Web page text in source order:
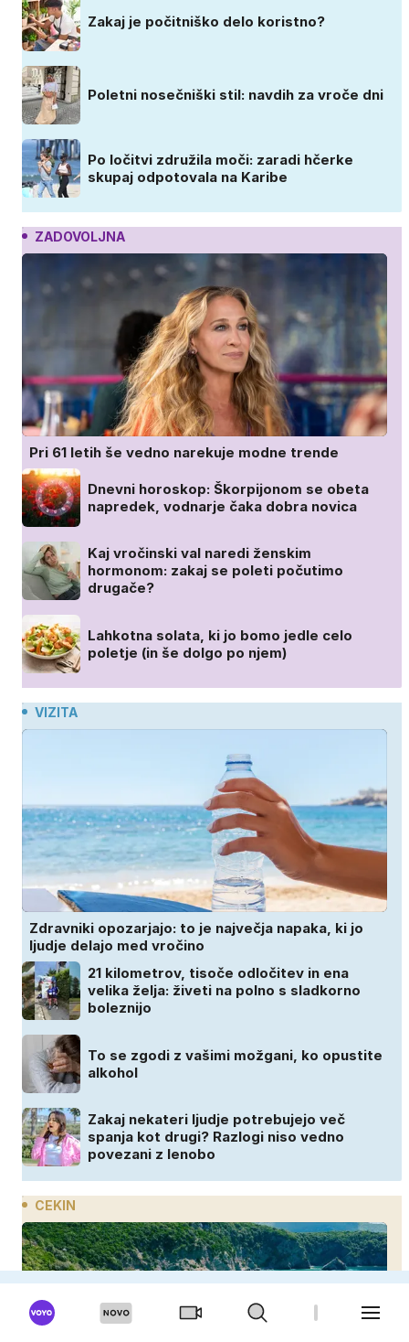
Zakaj je počitniško delo koristno?
Poletni nosečniški stil: navdih za vroče dni
Po ločitvi združila moči: zaradi hčerke
skupaj odpotovala na Karibe
ZADOVOLJNA
Pri 61 letih še vedno narekuje modne trende
Dnevni horoskop: Škorpijonom se obeta
napredek, vodnarje čaka dobra novica
Kaj vročinski val naredi ženskim
hormonom: zakaj se poleti počutimo
drugače?
Lahkotna solata, ki jo bomo jedle celo
poletje (in še dolgo po njem)
VIZITA
Zdravniki opozarjajo: to je največja napaka, ki jo
ljudje delajo med vročino
21 kilometrov, tisoče odločitev in ena
velika želja: živeti na polno s sladkorno
boleznijo
To se zgodi z vašimi možgani, ko opustite
alkohol
Zakaj nekateri ljudje potrebujejo več
spanja kot drugi? Razlogi niso vedno
povezani z lenobo
CEKIN